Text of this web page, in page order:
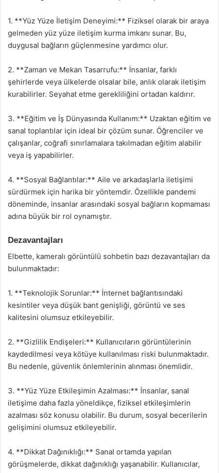
1. **Yüz Yüze İletişim Deneyimi:** Fiziksel olarak bir araya
gelmeden yüz yüze iletişim kurma imkanı sunar. Bu,
duygusal bağların güçlenmesine yardımcı olur.
2. **Zaman ve Mekan Tasarrufu:** İnsanlar, farklı
şehirlerde veya ülkelerde olsalar bile, anlık olarak iletişim
kurabilirler. Seyahat etme gerekliliğini ortadan kaldırır.
3. **Eğitim ve İş Dünyasında Kullanım:** Uzaktan eğitim ve
sanal toplantılar için ideal bir çözüm sunar. Öğrenciler ve
çalışanlar, coğrafi sınırlamalara takılmadan eğitim alabilir
veya iş yapabilirler.
4. **Sosyal Bağlantılar:** Aile ve arkadaşlarla iletişimi
sürdürmek için harika bir yöntemdir. Özellikle pandemi
döneminde, insanlar arasındaki sosyal bağların kopmaması
adına büyük bir rol oynamıştır.
Dezavantajları
Elbette, kameralı görüntülü sohbetin bazı dezavantajları da
bulunmaktadır:
1. **Teknolojik Sorunlar:** İnternet bağlantısındaki
kesintiler veya düşük bant genişliği, görüntü ve ses
kalitesini olumsuz etkileyebilir.
2. **Gizlilik Endişeleri:** Kullanıcıların görüntülerinin
kaydedilmesi veya kötüye kullanılması riski bulunmaktadır.
Bu nedenle, güvenlik önlemlerinin alınması önemlidir.
3. **Yüz Yüze Etkileşimin Azalması:** İnsanlar, sanal
iletişime daha fazla yöneldikçe, fiziksel etkileşimlerin
azalması söz konusu olabilir. Bu durum, sosyal becerilerin
gelişimini olumsuz etkileyebilir.
4. **Dikkat Dağınıklığı:** Sanal ortamda yapılan
görüşmelerde, dikkat dağınıklığı yaşanabilir. Kullanıcılar,